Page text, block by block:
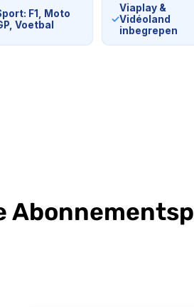
F1, Moto
Voetbal
✓
Viaplay &
Vidéoland
inbegrepen